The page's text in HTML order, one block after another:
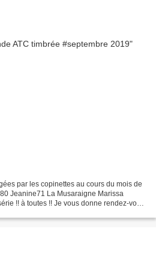
par les copinettes au cours du mois de
Jeanine71 La Musaraigne Marissa
!! à toutes !! Je vous donne rendez-vous